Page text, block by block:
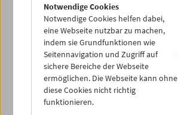
Di 17.1.
Mi 18.1.
Do 19.1.
Notwendige Cookies
Notwendige Cookies helfen dabei,
eine Webseite nutzbar zu machen,
indem sie Grundfunktionen wie
Seitennavigation und Zugriff auf
sichere Bereiche der Webseite
ermöglichen. Die Webseite kann ohne
diese Cookies nicht richtig
funktionieren.